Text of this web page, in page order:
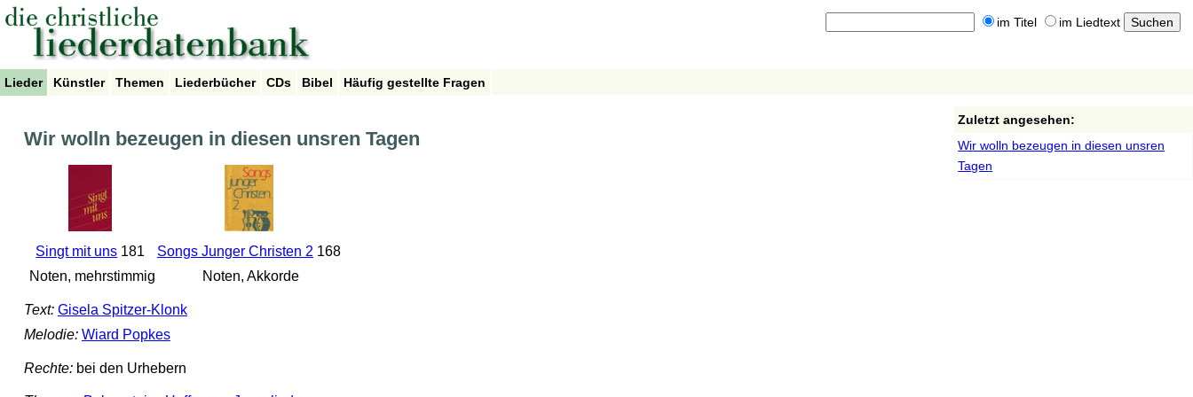
im Titel im Liedtext
Lieder Künstler Themen Liederbücher CDs Bibel Häufig gestellte Fragen
Wir wolln bezeugen in diesen unsren Tagen
Singt mit uns 181
Noten, mehrstimmig
Songs Junger Christen 2168
Noten, Akkorde
Text: Gisela Spitzer-Klonk
Melodie: Wiard Popkes
Rechte:bei den Urhebern
Zuletzt angesehen:
Wir wolln bezeugen in diesen unsren
Tagen